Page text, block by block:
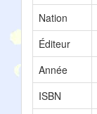
Nation
Éditeur
Année
ISBN